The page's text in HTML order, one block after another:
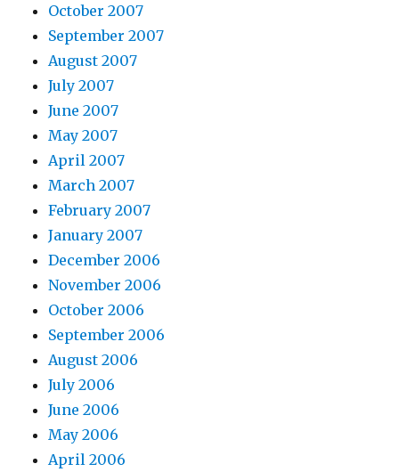
October 2007
September 2007
August 2007
July 2007
June 2007
May 2007
April 2007
March 2007
February 2007
January 2007
December 2006
November 2006
October 2006
September 2006
August 2006
July 2006
June 2006
May 2006
April 2006